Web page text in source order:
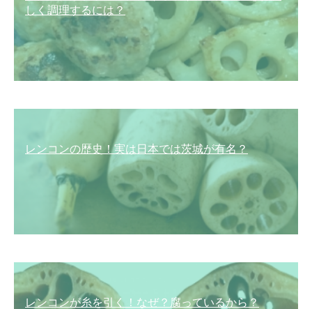
しく調理するには？
レンコンの歴史！実は日本では茨城が有名？
レンコンが糸を引く！なぜ？腐っているから？